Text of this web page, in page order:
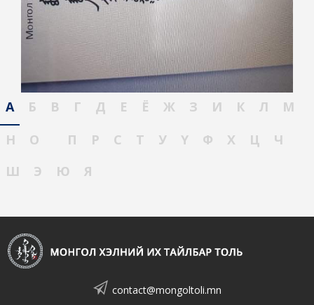
А Б В Г Д Е Ё Ж З И К Л
М
Н
О П Р С Т У Ү Ф Х Ц
Ч
Ш
Э Ю Я
contact@mongoltoli.mn